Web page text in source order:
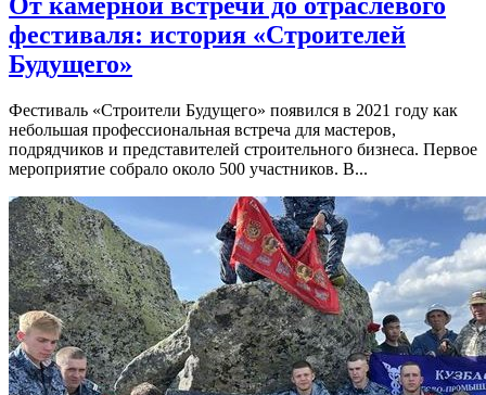
фестиваля: история «Строителей
Будущего»
Фестиваль «Строители Будущего» появился в 2021 году как
небольшая профессиональная встреча для мастеров,
подрядчиков и представителей строительного бизнеса. Первое
мероприятие собрало около 500 участников. В...